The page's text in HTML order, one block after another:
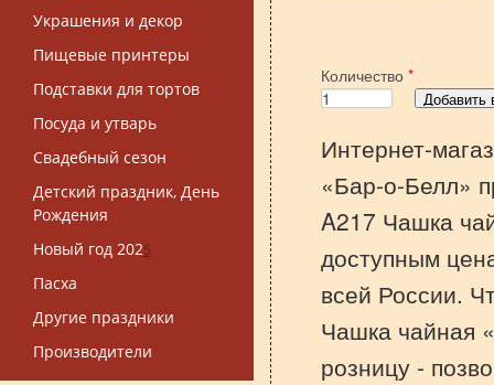
Украшения и декор
Пищевые принтеры
Подставки для тортов
Посуда и утварь
Свадебный сезон
Детский праздник, День
Рождения
Новый год 2025
Пасха
Другие праздники
Производители
Количество *
Интернет-
«Бар-о-Белл»
A217 Чашка
доступным
всей России.
Чашка чайная
розницу -